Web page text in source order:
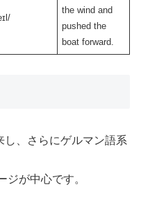
the wind and
pushed the
boat forward.
し、さらにゲルマン語系
ジが中心です。